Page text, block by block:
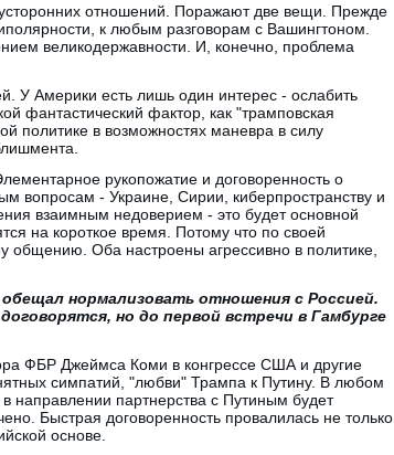
отношений. Поражают две вещи. Прежде
к любым разговорам с Вашингтоном.
великодержавности. И, конечно, проблема
У Америки есть лишь один интерес - ослабить
фантастический фактор, как "трамповская
политике в возможностях маневра в силу
рукопожатие и договоренность о
вопросам - Украине, Сирии, киберпространству и
взаимным недоверием - это будет основной
на короткое время. Потому что по своей
общению. Оба настроены агрессивно в политике,
нормализовать отношения с Россией.
но до первой встречи в Гамбурге
ФБР Джеймса Коми в конгрессе США и другие
симпатий, "любви" Трампа к Путину. В любом
направлении партнерства с Путиным будет
Быстрая договоренность провалилась не только
основе.